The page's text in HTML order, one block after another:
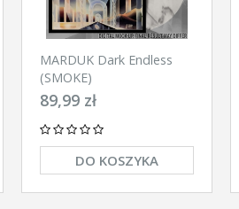
MARDUK Dark Endless
(SMOKE)
89,99 zł
DO KOSZYKA